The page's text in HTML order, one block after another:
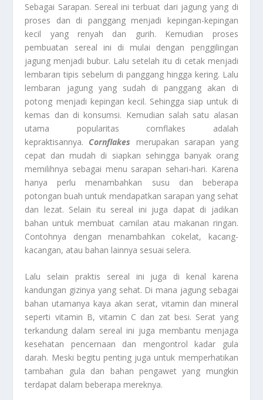
Sebagai Sarapan. Sereal ini terbuat dari jagung yang di
proses dan di panggang menjadi kepingan-kepingan
kecil yang renyah dan gurih. Kemudian proses
pembuatan sereal ini di mulai dengan penggilingan
jagung menjadi bubur. Lalu setelah itu di cetak menjadi
lembaran tipis sebelum di panggang hingga kering. Lalu
lembaran jagung yang sudah di panggang akan di
potong menjadi kepingan kecil. Sehingga siap untuk di
kemas dan di konsumsi. Kemudian salah satu alasan
utama popularitas cornflakes adalah
kepraktisannya. Cornflakes merupakan sarapan yang
cepat dan mudah di siapkan sehingga banyak orang
memilihnya sebagai menu sarapan sehari-hari. Karena
hanya perlu menambahkan susu dan beberapa
potongan buah untuk mendapatkan sarapan yang sehat
dan lezat. Selain itu sereal ini juga dapat di jadikan
bahan untuk membuat camilan atau makanan ringan.
Contohnya dengan menambahkan cokelat, kacang-
kacangan, atau bahan lainnya sesuai selera.
Lalu selain praktis sereal ini juga di kenal karena
kandungan gizinya yang sehat. Di mana jagung sebagai
bahan utamanya kaya akan serat, vitamin dan mineral
seperti vitamin B, vitamin C dan zat besi. Serat yang
terkandung dalam sereal ini juga membantu menjaga
kesehatan pencernaan dan mengontrol kadar gula
darah. Meski begitu penting juga untuk memperhatikan
tambahan gula dan bahan pengawet yang mungkin
terdapat dalam beberapa mereknya.